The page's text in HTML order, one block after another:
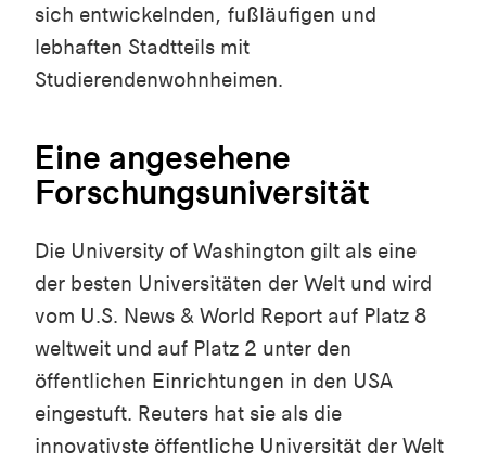
sich entwickelnden, fußläufigen und
lebhaften Stadtteils mit
Studierendenwohnheimen.
Eine angesehene
Forschungsuniversität
Die University of Washington gilt als eine
der besten Universitäten der Welt und wird
vom U.S. News & World Report auf Platz 8
weltweit und auf Platz 2 unter den
öffentlichen Einrichtungen in den USA
eingestuft. Reuters hat sie als die
innovativste öffentliche Universität der Welt